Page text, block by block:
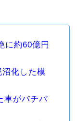
に約60億円
化した模
車がバチバ